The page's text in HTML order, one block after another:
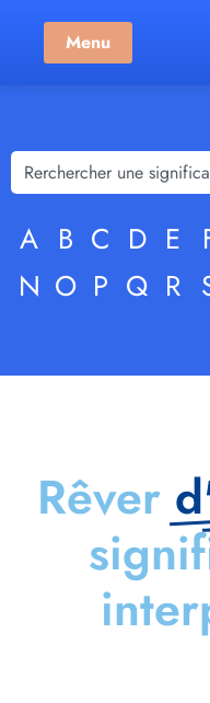
Menu
A B C D E
N O P Q R
Rêver